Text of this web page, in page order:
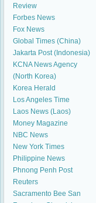
Review
Forbes News
Fox News
Global Times (China)
Jakarta Post (Indonesia)
KCNA News Agency
(North Korea)
Korea Herald
Los Angeles Time
Laos News (Laos)
Money Magazine
NBC News
New York Times
Philippine News
Phnong Penh Post
Reuters
Sacramento Bee San